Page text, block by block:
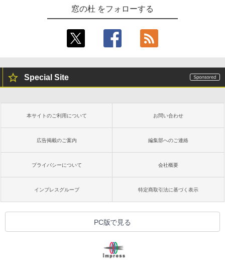
Robloxギフトカード - 1000 Robux 【限
定バーチャルアイテムを含む】 【オンラ
ラインコード版
￥1,600
Microsoft Office Home & Business 202
4(最新 永続版)|オンラインコード版|Wind
￥39,582
Robloxギフトカード - 2,000 Robux 【限
定バーチャルアイテムを含む】 【オンラ
インゲームコード】 ロブロックス | オン
ラインコード版
ト): Java & Bedrock Edition | オンライ
ンコード版
￥3,600
出す プロンプトの言葉 AI画像生成シリー
ズ (はぴーイラストLabo)
￥480
非エンジニア 初心者 素人 でも安心 使い
方 マニュアル AI副業にもコンテンツ作成
にもKindle出版にも！ 非エンジニアのた
￥99
1冊ですべて身につくHTML & CSSとWe
bデザイン入門講座［第2版］
￥1,292
ードウェア・市販ソフトウェアのパーフ
ェクトリストと最新エミュレータ紹介
Amazon Kindle - 目に優しい、かさばら
ない、大きな画面で読みやすい、6週間持
書籍リーダー、ブラック、16GB、広告な
Kindle Paperwhite シグニチャーエディ
るさ自動調整、色調調節ライト、12週間
持続バッテリー、広告なし、メタリック
Amazon Kindle Colorsoft | 16GBストレ
ージ、防水、7インチカラーディスプレ
イ、色調調節ライト、最大8週間持続バッ
テリー、広告無し、ブラック (2025年発
売)
￥31,980
New Amazon Kindle Scribe Colorsoft |
窓の杜 をフォローする
Special Site
本サイトのご利用について お問い合わせ
広告掲載のご案内 編集部へのご連絡
プライバシーについて 会社概要
インプレスグループ 特定商取引法に基づく表示
PC版で見る